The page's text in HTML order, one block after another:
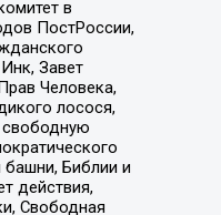
в
ПостРоссии,
Завет
Человека,
лосося,
свободную
башни, Библии и
действия,
Свободная